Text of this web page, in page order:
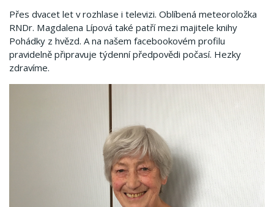
Přes dvacet let v rozhlase i televizi. Oblíbená meteoroložka
RNDr. Magdalena Lípová také patří mezi majitele knihy
Pohádky z hvězd. A na našem facebookovém profilu
pravidelně připravuje týdenní předpovědi počasí. Hezky
zdravíme.